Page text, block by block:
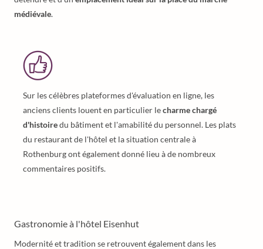
médiévale.
Sur les célèbres plateformes d'évaluation en ligne, les
anciens clients louent en particulier lecharme chargé
d'histoiredu bâtiment et l'amabilité du personnel. Les plats
du restaurant de l'hôtel et la situation centrale à
Rothenburg ont également donné lieu à de nombreux
commentaires positifs.
Gastronomie à l'hôtel Eisenhut
Modernité et tradition se retrouvent également dans les